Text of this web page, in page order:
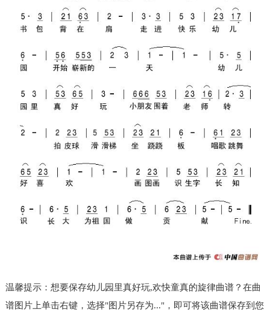
温馨提示：想要保存幼儿园里真好玩,欢快童真的旋律曲谱？在曲
谱图片上单击右键，选择"图片另存为..."，即可将该曲谱保存到您